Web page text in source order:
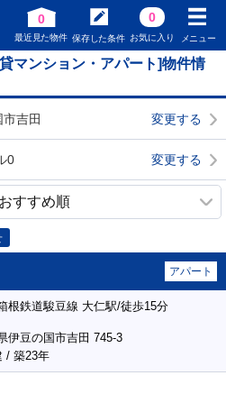
0
最近見た物件 保存した条件
0
お気に入り メニュー
マンション・アパート]物件情
吉田 変更する
0 変更する
アパート
根鉄道駿豆線 大仁駅/徒歩15分
伊豆の国市吉田 745-3
/ 築23年